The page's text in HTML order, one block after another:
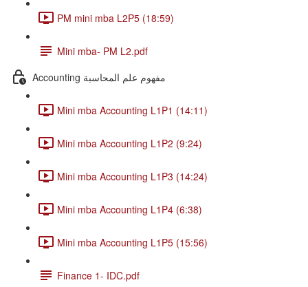
PM mini mba L2P5 (18:59)
Mini mba- PM L2.pdf
Accounting مفهوم علم المحاسبة
Mini mba Accounting L1P1 (14:11)
Mini mba Accounting L1P2 (9:24)
Mini mba Accounting L1P3 (14:24)
Mini mba Accounting L1P4 (6:38)
Mini mba Accounting L1P5 (15:56)
Finance 1- IDC.pdf